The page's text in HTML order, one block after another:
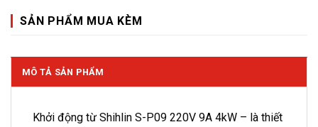
SẢN PHẨM MUA KÈM
MÔ TẢ SẢN PHẨM
Khởi động từ Shihlin S-P09 220V 9A 4kW – là thiết